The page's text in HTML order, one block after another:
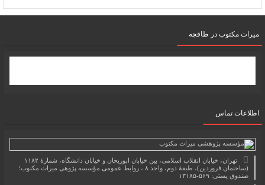
میرات مکتوب در طاقچه
اطلاعات تماس
تهران، خیابان انقلاب اسلامی، بین خیابان ابوریحان و خیابان دانشگاه، شمارۀ ۱۱۸۲
(ساختمان فروردین)، طبقۀ دوم، واحد ۸ ، روابط عمومی مؤسسه پژوهی میراث مکتوب؛
صندوق پستی: ۵۶۹-۱۳۱۸۵